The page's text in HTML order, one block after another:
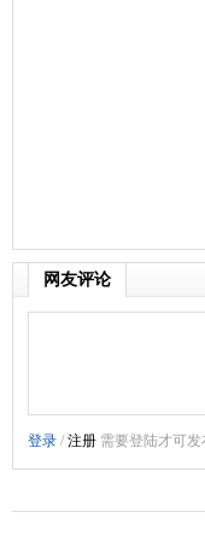
网友评论